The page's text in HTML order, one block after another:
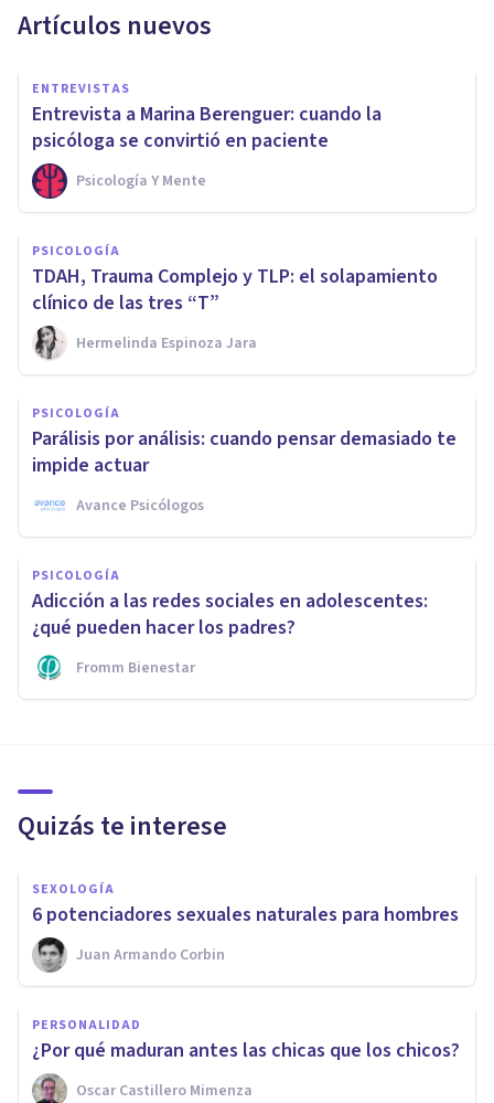
Artículos nuevos
ENTREVISTAS
Entrevista a Marina Berenguer: cuando la
psicóloga se convirtió en paciente
Psicología Y Mente
PSICOLOGÍA
TDAH, Trauma Complejo y TLP: el solapamiento
clínico de las tres “T”
Hermelinda Espinoza Jara
PSICOLOGÍA
Parálisis por análisis: cuando pensar demasiado te
impide actuar
Avance Psicólogos
PSICOLOGÍA
Adicción a las redes sociales en adolescentes:
¿qué pueden hacer los padres?
Fromm Bienestar
Quizás te interese
SEXOLOGÍA
​6 potenciadores sexuales naturales para hombres
Juan Armando Corbin
PERSONALIDAD
¿Por qué maduran antes las chicas que los chicos?
Oscar Castillero Mimenza